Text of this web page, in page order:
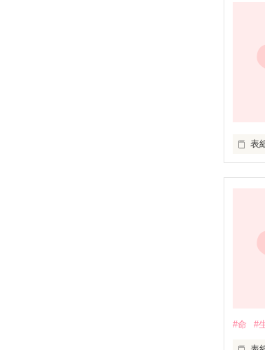
あ
美
「
何
「
カ
表
何
あ
「
良か
#命 #